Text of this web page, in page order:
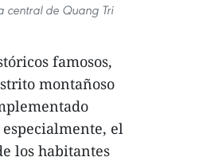
central de Quang Tri
famosos,
montañoso
el
los habitantes